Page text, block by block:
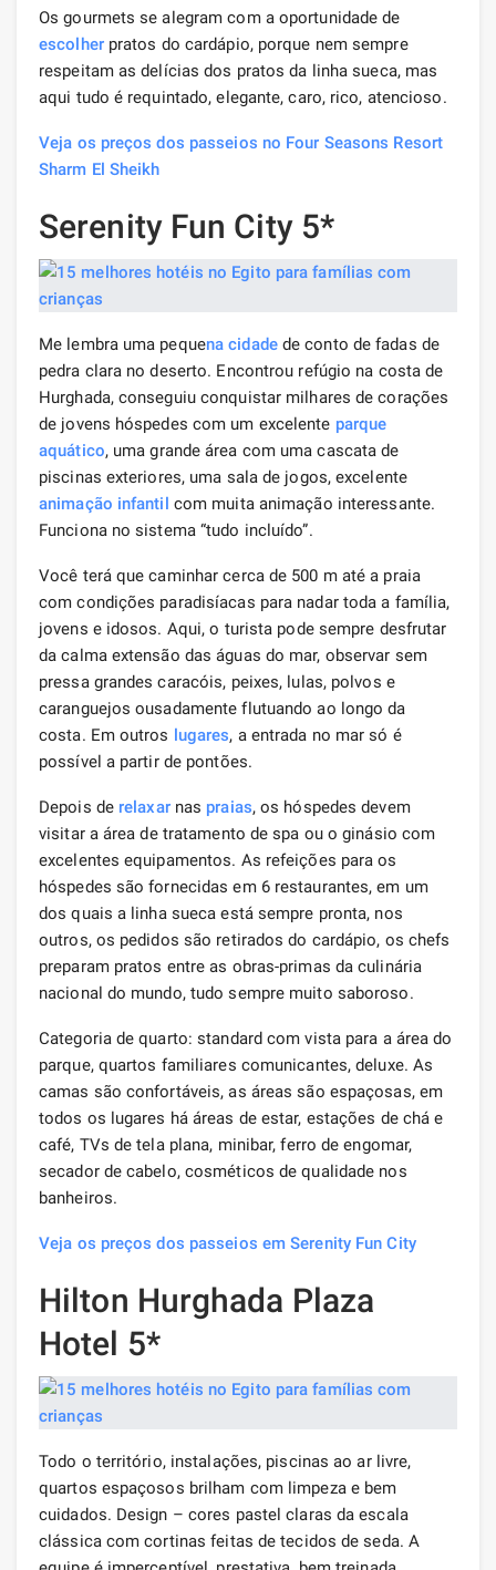
Os gourmets se alegram com a oportunidade de
escolherpratos do cardápio, porque nem sempre
respeitam as delícias dos pratos da linha sueca, mas
aqui tudo é requintado, elegante, caro, rico, atencioso.
Veja os preços dos passeios no Four Seasons Resort
Sharm El Sheikh
Serenity Fun City 5*
Me lembra uma pequena cidadede conto de fadas de
pedra clara no deserto. Encontrou refúgio na costa de
Hurghada, conseguiu conquistar milhares de corações
de jovens hóspedes com um excelente parque
aquático, uma grande área com uma cascata de
piscinas exteriores, uma sala de jogos, excelente
animação infantil com muita animação interessante.
Funciona no sistema “tudo incluído”.
Você terá que caminhar cerca de 500 m até a praia
com condições paradisíacas para nadar toda a família,
jovens e idosos. Aqui, o turista pode sempre desfrutar
da calma extensão das águas do mar, observar sem
pressa grandes caracóis, peixes, lulas, polvos e
caranguejos ousadamente flutuando ao longo da
costa. Em outros lugares, a entrada no mar só é
possível a partir de pontões.
Depois de relaxarnas praias, os hóspedes devem
visitar a área de tratamento de spa ou o ginásio com
excelentes equipamentos. As refeições para os
hóspedes são fornecidas em 6 restaurantes, em um
dos quais a linha sueca está sempre pronta, nos
outros, os pedidos são retirados do cardápio, os chefs
preparam pratos entre as obras-primas da culinária
nacional do mundo, tudo sempre muito saboroso.
Categoria de quarto: standard com vista para a área do
parque, quartos familiares comunicantes, deluxe. As
camas são confortáveis, as áreas são espaçosas, em
todos os lugares há áreas de estar, estações de chá e
café, TVs de tela plana, minibar, ferro de engomar,
secador de cabelo, cosméticos de qualidade nos
banheiros.
Veja os preços dos passeios em Serenity Fun City
Hilton Hurghada Plaza
Hotel 5*
Todo o território, instalações, piscinas ao ar livre,
quartos espaçosos brilham com limpeza e bem
cuidados. Design – cores pastel claras da escala
clássica com cortinas feitas de tecidos de seda. A